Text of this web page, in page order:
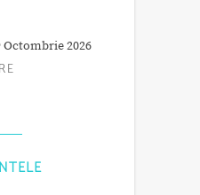
Octombrie 2026